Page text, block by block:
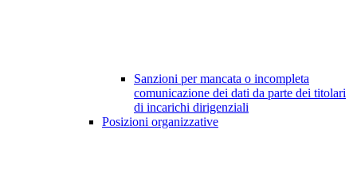
Sanzioni per mancata o incompleta
comunicazione dei dati da parte dei titolari
di incarichi dirigenziali
Posizioni organizzative